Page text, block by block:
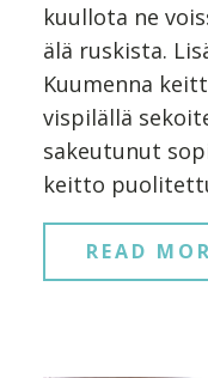
kuullota ne
älä ruskista.
Kuumenna
vispilällä
sakeutunut
keitto
READ